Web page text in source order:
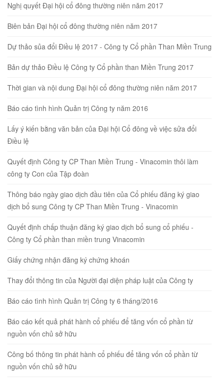
Nghị quyết Đại hội cổ đông thường niên năm 2017
Biên bản Đại hội cổ đông thường niên năm 2017
Dự thảo sủa đổi Điều lệ 2017 - Công ty Cổ phần Than Miền Trung
Bản dự thảo Điều lệ Công ty Cổ phần than Miền Trung 2017
Thời gian và nội dung Đại hội cổ đông thường niên năm 2017
Báo cáo tình hình Quản trị Công ty năm 2016
Lấy ý kiến bằng văn bản của Đại hội Cổ đông về việc sửa đổi
Điều lệ
Quyết định Công ty CP Than Miền Trung - Vinacomin thôi làm
công ty Con của Tập đoàn
Thông báo ngày giao dịch đầu tiên của Cổ phiếu đăng ký giao
dịch bổ sung Công ty CP Than Miền Trung - Vinacomin
Quyết định chấp thuận đăng ký giao dịch bổ sung cổ phiếu -
Công ty Cổ phần than miền trung Vinacomin
Giấy chứng nhận đăng ký chứng khoán
Thay đổi thông tin của Người đại diện pháp luật của Công ty
Báo cáo tình hình Quản trị Công ty 6 tháng/2016
Báo cáo kết quả phát hành cổ phiếu để tăng vốn cổ phần từ
nguồn vốn chủ sở hữu
Công bố thông tin phát hành cổ phiếu để tăng vốn cổ phần từ
nguồn vốn chủ sở hữu